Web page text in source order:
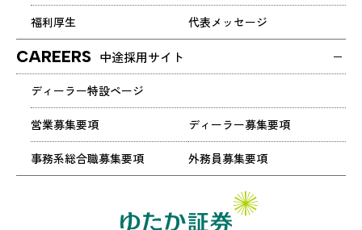
福利厚生 代表メッセージ
CAREERS 中途採用サイト
ディーラー特設ページ
営業募集要項 ディーラー募集要項
事務系総合職募集要項 外務員募集要項